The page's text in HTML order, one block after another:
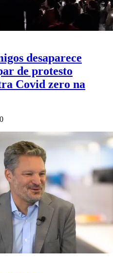
desaparece
de protesto
Covid zero na